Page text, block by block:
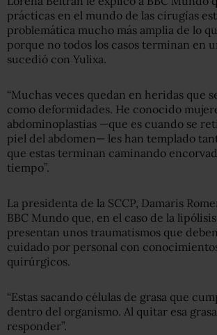
prácticas en el mundo de las cirugías
problemática mucho más amplia de lo
porque no todos los casos terminan en
sucedió con Yulixa.
“Muchas veces quedan en heridas que
como deformidades. He conocido
abdominoplastias —que es cuando se
piel del abdomen— les han templado
que estas terminan caminando
tiempo”.
La presidenta de la SCCP, Damaris
BBC Mundo que, en el caso de la lipólisis
presentan unos traumatismos que
cuidado por personal con
quirúrgicos.
“Estas sacando células de grasa que
dentro del organismo. Al quitar esa
responder”.